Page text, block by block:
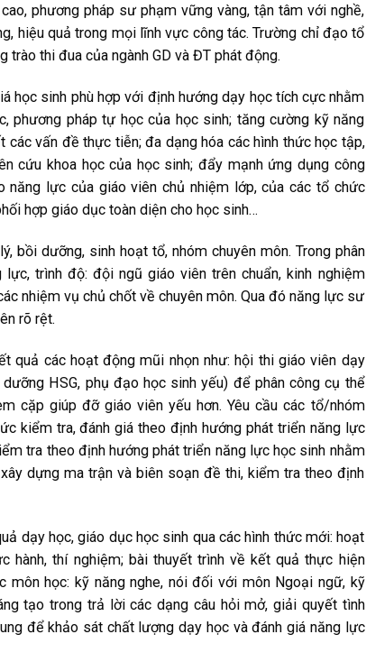
phương pháp sư phạm vững vàng, tận tâm với nghề,
hiệu quả trong mọi lĩnh vực công tác. Trường chỉ đạo tổ
thi đua của ngành GD và ĐT phát động.
học sinh phù hợp với định hướng dạy học tích cực nhằm
phương pháp tự học của học sinh; tăng cường kỹ năng
vấn đề thực tiễn; đa dạng hóa các hình thức học tập,
cứu khoa học của học sinh; đẩy mạnh ứng dụng công
năng lực của giáo viên chủ nhiệm lớp, của các tổ chức
hợp giáo dục toàn diện cho học sinh…
bồi dưỡng, sinh hoạt tổ, nhóm chuyên môn. Trong phân
trình độ: đội ngũ giáo viên trên chuẩn, kinh nghiệm
nhiệm vụ chủ chốt về chuyên môn. Qua đó năng lực sư
rõ rệt.
quả các hoạt động mũi nhọn như: hội thi giáo viên dạy
HSG, phụ đạo học sinh yếu) để phân công cụ thể
cặp giúp đỡ giáo viên yếu hơn. Yêu cầu các tổ/nhóm
kiểm tra, đánh giá theo định hướng phát triển năng lực
tra theo định hướng phát triển năng lực học sinh nhằm
dựng ma trận và biên soạn đề thi, kiểm tra theo định
dạy học, giáo dục học sinh qua các hình thức mới: hoạt
thí nghiệm; bài thuyết trình về kết quả thực hiện
học: kỹ năng nghe, nói đối với môn Ngoại ngữ, kỹ
tạo trong trả lời các dạng câu hỏi mở, giải quyết tình
để khảo sát chất lượng dạy học và đánh giá năng lực